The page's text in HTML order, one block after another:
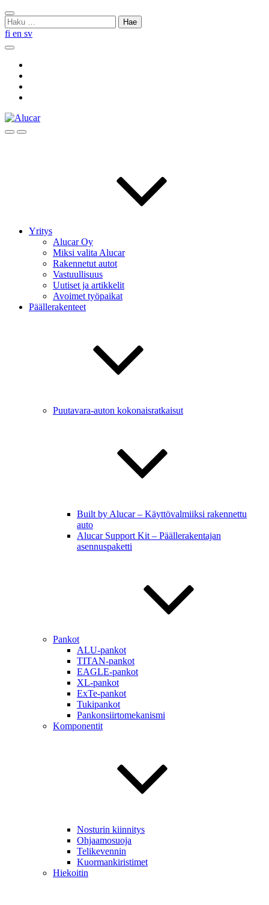
Skip
to
content
Sulje
haku
Haku:
fi en sv
Hae
HaeMenu
Yritys
Alucar Oy
Miksi valita Alucar
Rakennetut autot
Vastuullisuus
Uutiset ja artikkelit
Avoimet työpaikat
Päällerakenteet
Puutavara-auton kokonaisratkaisut
Built by Alucar – Käyttövalmiiksi rakennettu
auto
Alucar Support Kit – Päällerakentajan
asennuspaketti
Pankot
ALU-pankot
TITAN-pankot
EAGLE-pankot
XL-pankot
ExTe-pankot
Tukipankot
Pankonsiirtomekanismi
Komponentit
Nosturin kiinnitys
Ohjaamosuoja
Telikevennin
Kuormankiristimet
Hiekoitin